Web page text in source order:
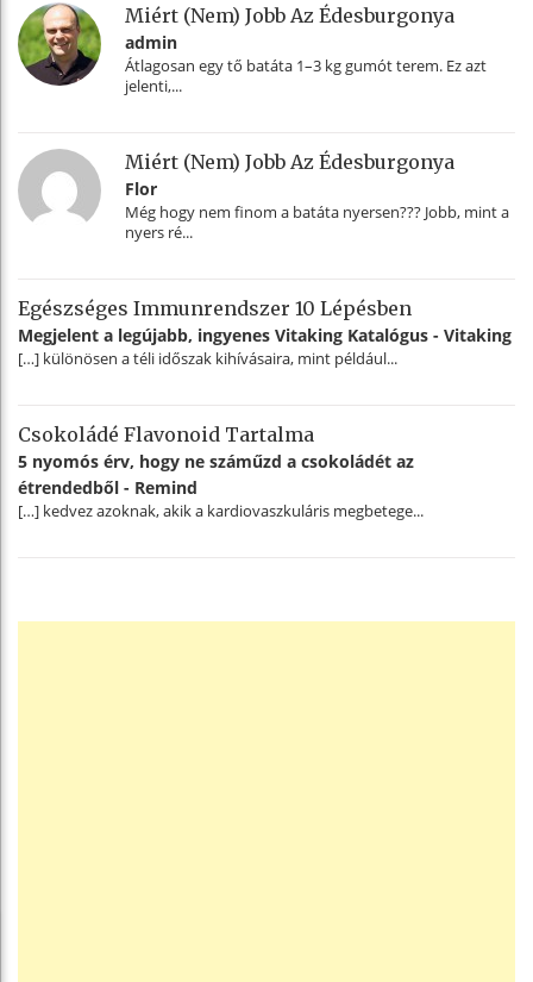
Miért (nem) Jobb Az Édesburgonya
admin
Átlagosan egy tő batáta 1–3 kg gumót terem. Ez azt
jelenti,...
Miért (nem) Jobb Az Édesburgonya
Flor
Még hogy nem finom a batáta nyersen??? Jobb, mint a
nyers ré...
Egészséges Immunrendszer 10 Lépésben
Megjelent a legújabb, ingyenes Vitaking Katalógus - Vitaking
[…] különösen a téli időszak kihívásaira, mint például...
Csokoládé Flavonoid Tartalma
5 nyomós érv, hogy ne száműzd a csokoládét az
étrendedből - Remind
[…] kedvez azoknak, akik a kardiovaszkuláris megbetege...